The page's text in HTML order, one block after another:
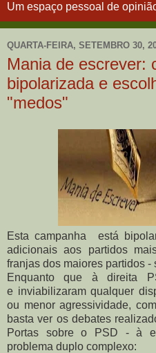
Um espaço pessoal de
QUARTA-FEIRA, SETEMBRO 30,
Mania de escrever:
bipolarizada e
"medos"
Esta campanha está
adicionais aos partidos
franjas dos maiores partidos -
Enquanto que à direita
e inviabilizaram qualquer
ou menor agressividade,
basta ver os debates
Portas sobre o PSD - à
problema duplo complexo: